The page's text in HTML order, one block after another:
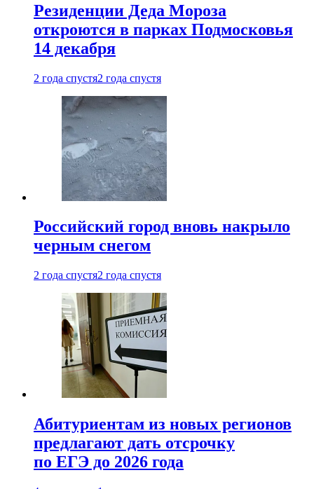
Резиденции Деда Мороза
откроются в парках Подмосковья
14 декабря
2 года спустя2 года спустя
Российский город вновь накрыло
черным снегом
2 года спустя2 года спустя
Абитуриентам из новых регионов
предлагают дать отсрочку
по ЕГЭ до 2026 года